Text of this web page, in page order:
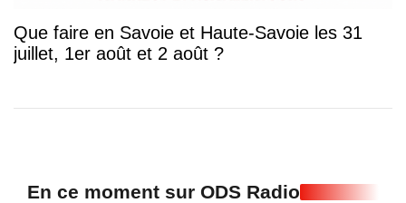
Que faire en Savoie et Haute-Savoie les 31
juillet, 1er août et 2 août ?
En ce moment sur ODS Radio